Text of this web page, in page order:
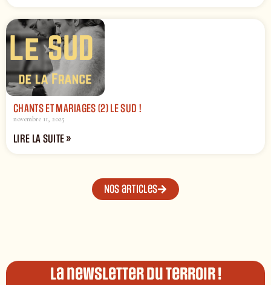
CHANTS ET MARIAGES (2) LE SUD !
novembre 11, 2025
LIRE LA SUITE »
Nos articles
La newsletter du terroir !